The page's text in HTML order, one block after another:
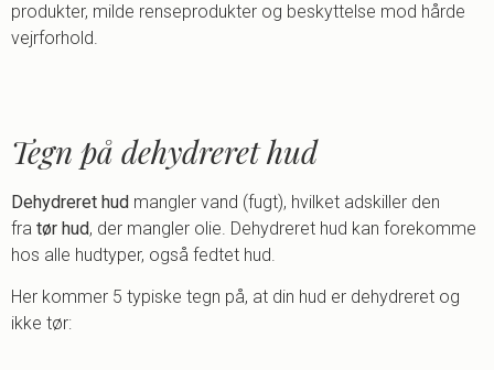
produkter, milde renseprodukter og beskyttelse mod hårde
vejrforhold.
Tegn på dehydreret hud
Dehydreret hud mangler vand (fugt), hvilket adskiller den
fra tør hud, der mangler olie. Dehydreret hud kan forekomme
hos alle hudtyper, også fedtet hud.
Her kommer 5 typiske tegn på, at din hud er dehydreret og
ikke tør: